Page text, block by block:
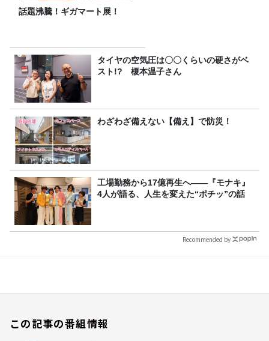
話題沸騰！ギガマート展！
タイヤの空気圧は〇〇くらいの硬さがベ
スト!? 榎本温子さん
わざわざ備えない【備え】で防災！
工場勤務から17億再生へ——『モナキ』
4人が語る、人生を変えた“ポチッ”の話
Recommended by
この記事の番組情報